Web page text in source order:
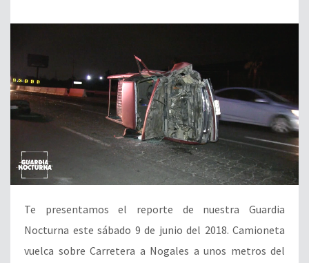
Te presentamos el reporte de nuestra Guardia
Nocturna este sábado 9 de junio del 2018. Camioneta
vuelca sobre Carretera a Nogales a unos metros del